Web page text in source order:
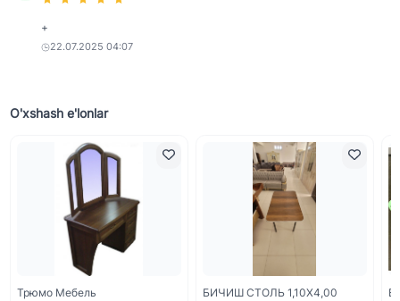
+
22.07.2025 04:07
O'xshash e'lonlar
Трюмо Мебель
БИЧИШ СТОЛЬ 1,10Х4,00